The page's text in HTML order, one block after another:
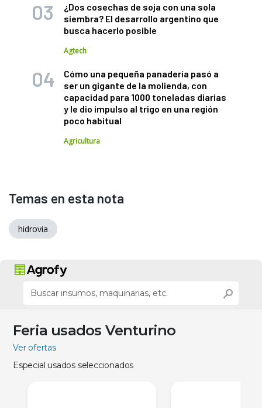
¿Dos cosechas de soja con una sola
siembra? El desarrollo argentino que
busca hacerlo posible
Agtech
Cómo una pequeña panadería pasó a
ser un gigante de la molienda, con
capacidad para 1000 toneladas diarias
y le dio impulso al trigo en una región
poco habitual
Agricultura
Temas en esta nota
hidrovia
Feria usados Venturino
Ver ofertas
Especial usados seleccionados